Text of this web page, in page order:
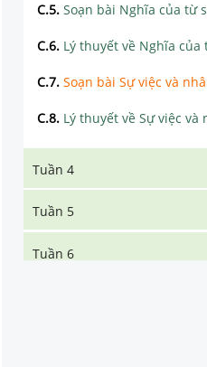
C.5. Soạn bài Nghĩa của từ
C.6. Lý thuyết về Nghĩa của
C.7. Soạn bài Sự việc và nhân vật
C.8. Lý thuyết về Sự việc và
Tuần 4
Tuần 5
Tuần 6